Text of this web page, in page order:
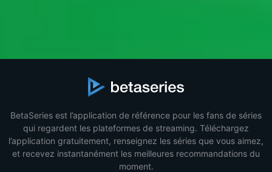
BetaSeries est l’application de référence pour les fans de séries
qui regardent les plateformes de streaming. Téléchargez
l’application gratuitement, renseignez les séries que vous aimez,
et recevez instantanément les meilleures recommandations du
moment.